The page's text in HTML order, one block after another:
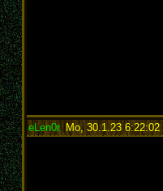
eLen0r, Mo, 30.1.23 6:22:02: